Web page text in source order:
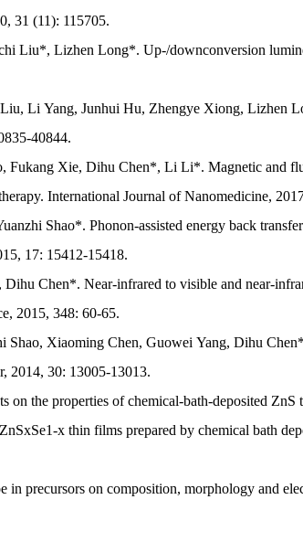
31 (11): 115705.
Liu*, Lizhen Long*. Up-/downconversion
Li Yang, Junhui Hu, Zhengye Xiong, Lizhen
40844.
Xie, Dihu Chen*, Li Li*. Magnetic and
International Journal of Nanomedicine,
Shao*. Phonon-assisted energy back
17: 15412-15418.
Chen*. Near-infrared to visible and near-
2015, 348: 60-65.
Xiaoming Chen, Guowei Yang, Dihu
2014, 30: 13005-13013.
the properties of chemical-bath-deposited
x thin films prepared by chemical bath
precursors on composition, morphology and